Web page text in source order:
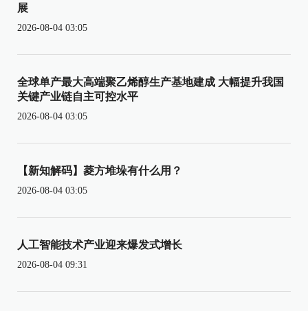
展
2026-08-04 03:05
全球单产最大高端聚乙烯醇生产基地建成 大幅提升我国
关键产业链自主可控水平
2026-08-04 03:05
【新知解码】菱方堆垛有什么用？
2026-08-04 03:05
人工智能技术产业迎来爆发式增长
2026-08-04 09:31